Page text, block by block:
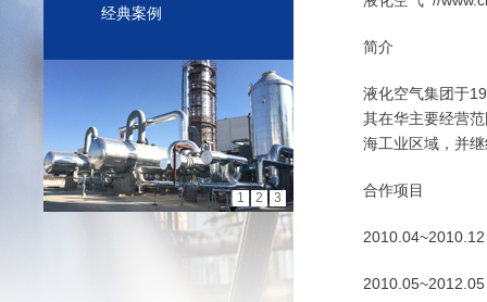
经典案例
1 2 3
简介
液化空气集团于
其在华主要经营
海工业区域，并
合作项目